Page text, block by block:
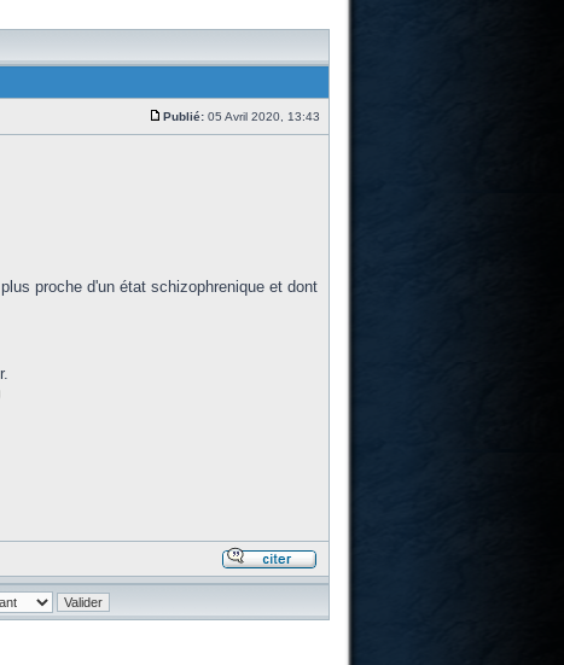
Publié:05 Avril 2020, 13:43
proche d'un état schizophrenique et dont